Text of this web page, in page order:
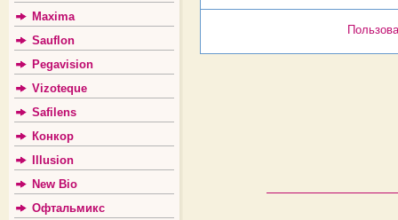
Maxima
Sauflon
Pegavision
Vizoteque
Safilens
Конкор
Illusion
New Bio
Офтальмикс